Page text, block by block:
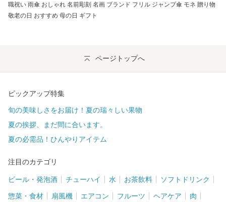
職祝い 雨傘 おしゃれ 名前彫刻 名画 ブランド フリル ジャンプ傘 モネ 贈り物
敬老の日 おすすめ 母の日 ギフト
ページトップへ
ピックアップ特集
旬の美味しさをお届け！夏の瑞々しい果物
夏の挨拶、まだ間に合います。
夏の必需品！ひんやりアイテム
注目のカテゴリ
ビール・発泡酒 チューハイ 水 お茶飲料 ソフトドリンク
惣菜・食材 扇風機 エアコン フルーツ ヘアケア 肉